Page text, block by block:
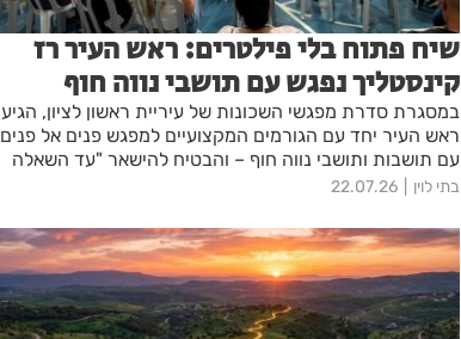
שיח פתוח בלי פילטרים: ראש העיר רז
קינסטליך נפגש עם תושבי נווה חוף
במסגרת סדרת מפגשי השכונות של עיריית ראשון לציון, הגיע
ראש העיר יחד עם הגורמים המקצועיים למפגש פנים אל פנים
עם תושבות ותושבי נווה חוף – והבטיח להישאר "עד השאלה
האחרונה". על הפרק: חיבור לרכבת הקלה, התחדשות
שנים.
בתי לוין 22.07.26